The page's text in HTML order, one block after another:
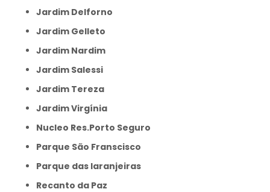
Jardim Delforno
Jardim Gelleto
Jardim Nardim
Jardim Salessi
Jardim Tereza
Jardim Virgínia
Nucleo Res.Porto Seguro
Parque São Franscisco
Parque das laranjeiras
Recanto da Paz